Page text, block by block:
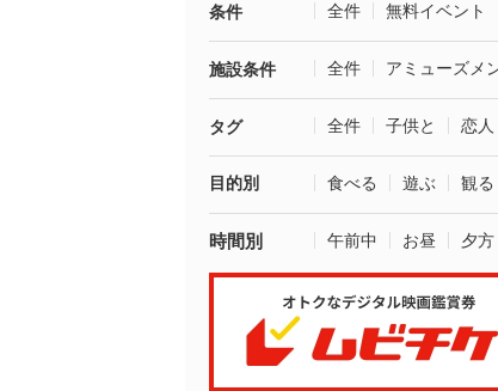
条件 全件 無料イベント
施設条件 全件 アミューズメ
タグ 全件 子供と 恋人
目的別 食べる 遊ぶ 観る
時間別 午前中 お昼 夕方